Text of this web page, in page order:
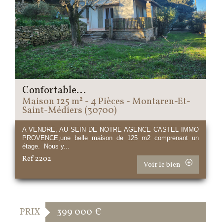
Confortable...
Maison 125 m² - 4 Pièces - Montaren-Et-
Saint-Médiers (30700)
A VENDRE, AU SEIN DE NOTRE AGENCE CASTEL IMMO
PROVENCE,une belle maison de 125 m2 comprenant un
étage. Nous y...
Ref 2202
Voir le bien
PRIX 399 000 €